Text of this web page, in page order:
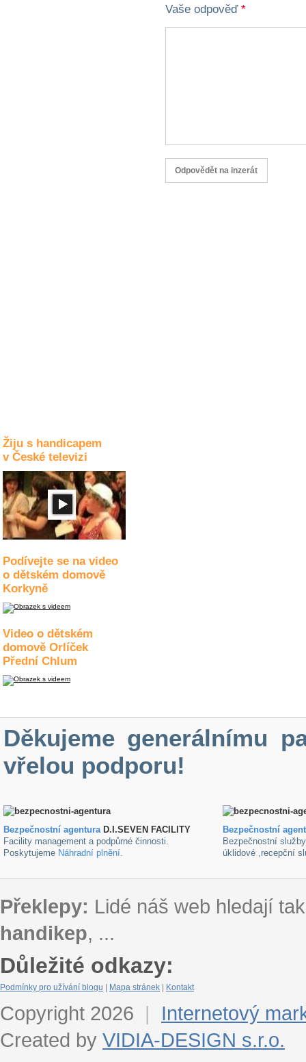
Žiju s handicapem
v České televizi
Podívejte se na video
o dětském domově
Korkyně
Video o dětském
domově Orlíček
Přední Chlum
Vaše odpověď *
Děkujeme generálnímu
vřelou podporu!
Bezpečnostní agenturaD.I.SEVEN FACILITY
Facility management a podpůrné činnosti.
Poskytujeme Náhradní plnění.
Bezpečnostní
Bezpečnostní
úklidové ,recepční
Překlepy: Lidé náš web hledají
handikep, ...
Důležité odkazy:
Podmínky pro užívání blogu Mapa stránek Kontakt
Copyright 2026 |
Internetový
Created by VIDIA-DESIGN s.r.o.